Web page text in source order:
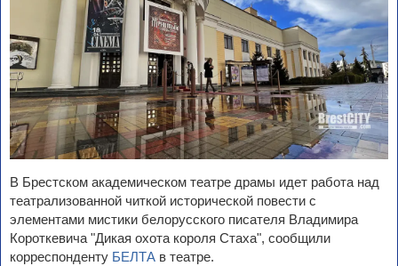
В Брестском академическом театре драмы идет работа над
театрализованной читкой исторической повести с
элементами мистики белорусского писателя Владимира
Короткевича "Дикая охота короля Стаха", сообщили
корреспонденту БЕЛТА в театре.